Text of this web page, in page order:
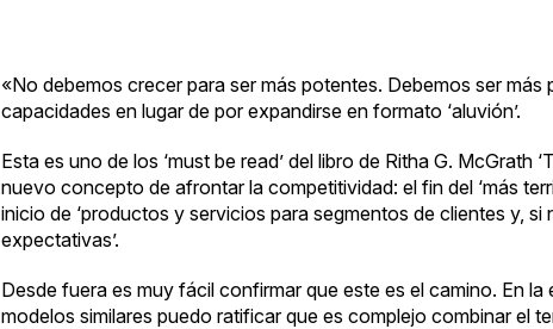
«No debemos crecer para ser más potentes. Debemos ser
capacidades en lugar de por expandirse en formato ‘aluvión’.
Esta es uno de los ‘must be read’ del libro de Ritha G. McGrath
nuevo concepto de afrontar la competitividad: el fin del ‘más
inicio de ‘productos y servicios para segmentos de clientes y,
expectativas’.
Desde fuera es muy fácil confirmar que este es el camino. En
modelos similares puedo ratificar que es complejo combinar el